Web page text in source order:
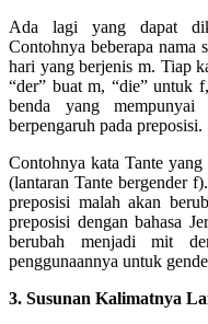
Ada lagi yang dapat
Contohnya beberapa nama
hari yang berjenis m. Tiap
“der” buat m, “die” untuk
benda yang
berpengaruh pada preposisi.
Contohnya kata Tante
(lantaran Tante bergender
preposisi malah akan
preposisi dengan bahasa
berubah menjadi mit
penggunaannya untuk
3. Susunan Kalimatnya